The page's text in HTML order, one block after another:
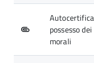
possesso
morali